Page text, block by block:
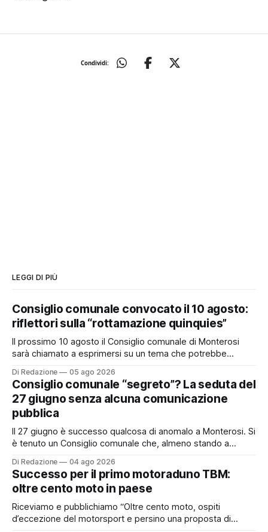
Condividi:
LEGGI DI PIÙ
Consiglio comunale convocato il 10 agosto:
riflettori sulla “rottamazione quinquies”
Il prossimo 10 agosto il Consiglio comunale di Monterosi
sarà chiamato a esprimersi su un tema che potrebbe
possibile adesione del Comune alla cosiddetta
“rottamazione quinquies” dei carichi affidati all’Agente della
Riscossione. Prima, però, c’è un tema politico che merita
Di Redazione 05 ago 2026
Consiglio comunale “segreto”? La seduta del
27 giugno senza alcuna comunicazione
pubblica
Il 27 giugno è successo qualcosa di anomalo a Monterosi. Si
è tenuto un Consiglio comunale che, almeno stando a
pubblicamente comunicato ai cittadini attraverso l’Albo
Pretorio. Un’anomalia che merita spiegazioni. Il Consiglio
comunale è, per sua natura, un’assemblea
Di Redazione 04 ago 2026
Successo per il primo motoraduno TBM:
oltre cento moto in paese
Riceviamo e pubblichiamo “Oltre cento moto, ospiti
d’eccezione del motorsport e persino una proposta di